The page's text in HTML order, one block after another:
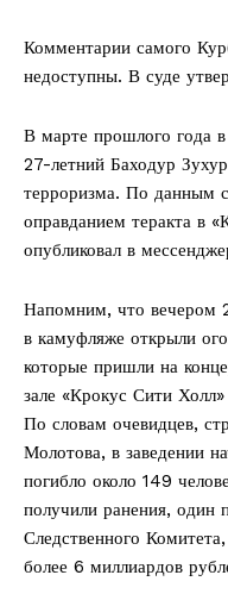
Комментарии самого
недоступны. В суде
В марте прошлого года
27-летний Баходур
терроризма. По данным
оправданием теракта в
опубликовал в
Напомним, что вечером
в камуфляже открыли
которые пришли на
зале «Крокус Сити
По словам очевидцев,
Молотова, в заведении
погибло около 149
получили ранения, один
Следственного
более 6 миллиардов